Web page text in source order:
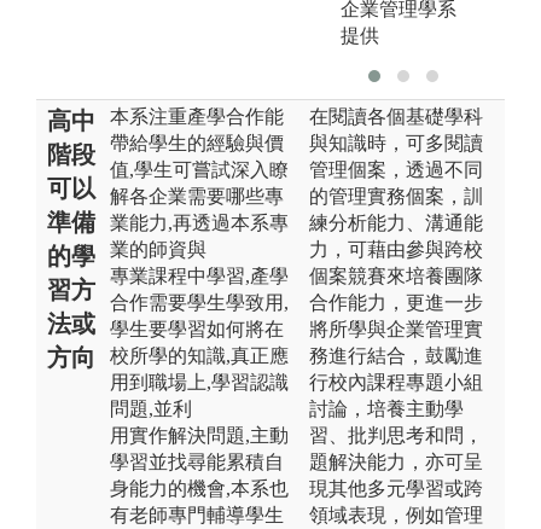
企業管理學系
提供
高中
階段
可以
準備
的學
習方
法或
方向
本系注重產學合作能
帶給學生的經驗與價
值,學生可嘗試深入瞭
解各企業需要哪些專
業能力,再透過本系專
業的師資與
專業課程中學習,產學
合作需要學生學致用,
學生要學習如何將在
校所學的知識,真正應
用到職場上,學習認識
問題,並利
用實作解決問題,主動
學習並找尋能累積自
身能力的機會,本系也
有老師專門輔導學生
在閱讀各個基礎學科
與知識時，可多閱讀
管理個案，透過不同
的管理實務個案，訓
練分析能力、溝通能
力，可藉由參與跨校
個案競賽來培養團隊
合作能力，更進一步
將所學與企業管理實
務進行結合，鼓勵進
行校內課程專題小組
討論，培養主動學
習、批判思考和問，
題解決能力，亦可呈
現其他多元學習或跨
領域表現，例如管理